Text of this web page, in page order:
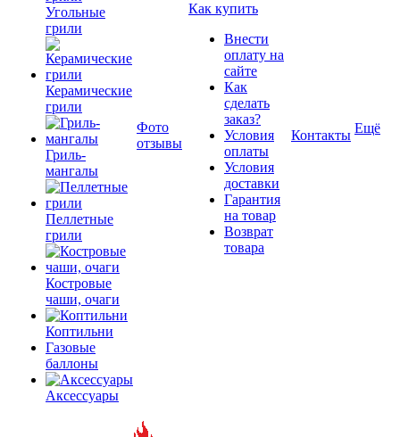
Угольные
грили
Керамические
грили
Гриль-
мангалы
Пеллетные
грили
Костровые
чаши, очаги
Коптильни
Газовые
баллоны
Аксессуары
Фото
отзывы
Как купить
Внести
оплату на
сайте
Как
сделать
заказ?
Условия
оплаты
Условия
доставки
Гарантия
на товар
Возврат
товара
Контакты Ещё